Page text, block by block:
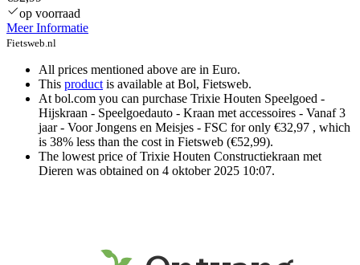
op voorraad
Meer Informatie
Fietsweb.nl
All prices mentioned above are in Euro.
This product is available at Bol, Fietsweb.
At bol.com you can purchase Trixie Houten Speelgoed -
Hijskraan - Speelgoedauto - Kraan met accessoires - Vanaf 3
jaar - Voor Jongens en Meisjes - FSC for only €32,97 , which
is 38% less than the cost in Fietsweb (€52,99).
The lowest price of Trixie Houten Constructiekraan met
Dieren was obtained on 4 oktober 2025 10:07.